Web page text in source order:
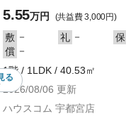
る
5.55万円 (共益費 3,000円)
敷 － 礼 － 保
償 －
1階 / 1LDK / 40.53㎡
2026/08/06 更新
ハウスコム 宇都宮店